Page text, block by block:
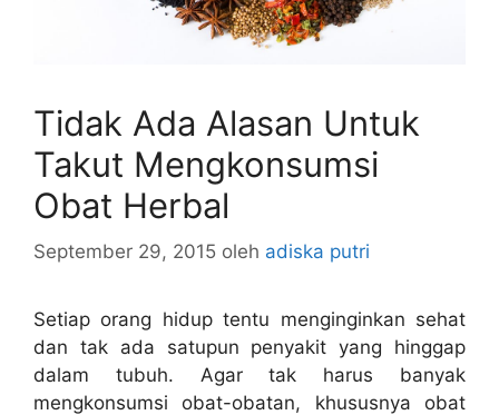
Tidak Ada Alasan Untuk
Takut Mengkonsumsi
Obat Herbal
September 29, 2015 oleh adiska putri
Setiap orang hidup tentu menginginkan sehat
dan tak ada satupun penyakit yang hinggap
dalam tubuh. Agar tak harus banyak
mengkonsumsi obat-obatan, khususnya obat